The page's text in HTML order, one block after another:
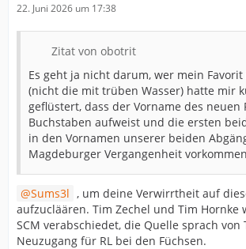
22. Juni 2026 um 17:38
Zitat von obotrit
Es geht ja nicht darum, wer mein
(nicht die mit trüben Wasser) hatte mir
geflüstert, dass der Vorname des neuen
Buchstaben aufweist und die ersten
in den Vornamen unserer beiden
Magdeburger Vergangenheit
Sums3l , um deine Verwirrtheit auf
aufzucläären. Tim Zechel und Tim Hornke
SCM verabschiedet, die Quelle sprach von
Neuzugang für RL bei den Füchsen.